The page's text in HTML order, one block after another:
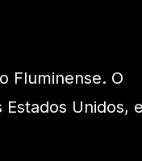
Fluminense. O
Unidos,